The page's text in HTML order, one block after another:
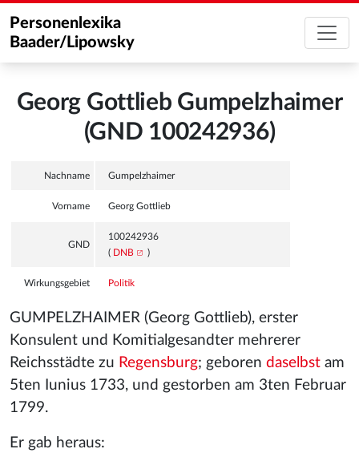
Personenlexika
Baader/Lipowsky
Georg Gottlieb Gumpelzhaimer
(GND 100242936)
Nachname Gumpelzhaimer
Vorname Georg Gottlieb
GND
100242936
( DNB )
Wirkungsgebiet Politik
GUMPELZHAIMER (Georg Gottlieb), erster
Konsulent und Komitialgesandter mehrerer
Reichsstädte zu Regensburg; geboren daselbst am
5ten Iunius 1733, und gestorben am 3ten Februar
1799.
Er gab heraus: